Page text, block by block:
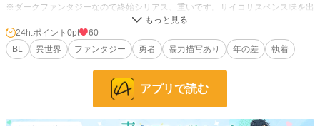
※ダークファンタジーなので終始シリアス、重いです。サイコサスペンス味を出
したいので、とあるキーワードを意図的に隠しています。ご容赦くださいませ。
小説 228,589 位 / 228,589 件
31,384 位 / 31,384 件
24h.ポイント 0pt
60
BL
異世界 ファンタジー 勇者 暴力描写あり 年の差 執着
アプリで読む